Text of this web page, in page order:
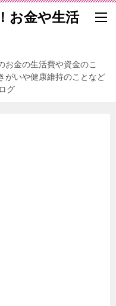
お金や生活
お金の生活費や資金のこ
がいや健康維持のことなど
グ